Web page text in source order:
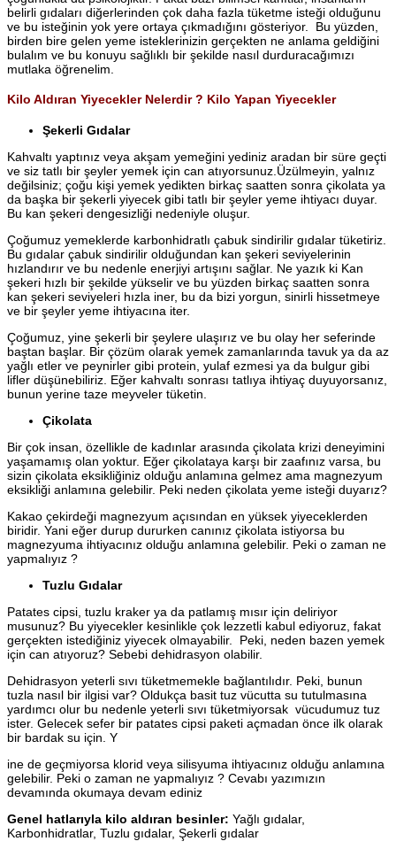
belirli gıdaları diğerlerinden çok daha fazla tüketme isteği olduğunu
ve bu isteğinin yok yere ortaya çıkmadığını gösteriyor. Bu yüzden,
birden bire gelen yeme isteklerinizin gerçekten ne anlama geldiğini
bulalım ve bu konuyu sağlıklı bir şekilde nasıl durduracağımızı
mutlaka öğrenelim.
Kilo Aldıran Yiyecekler Nelerdir ? Kilo Yapan Yiyecekler
Şekerli Gıdalar
Kahvaltı yaptınız veya akşam yemeğini yediniz aradan bir süre geçti
ve siz tatlı bir şeyler yemek için can atıyorsunuz.Üzülmeyin, yalnız
değilsiniz; çoğu kişi yemek yedikten birkaç saatten sonra çikolata ya
da başka bir şekerli yiyecek gibi tatlı bir şeyler yeme ihtiyacı duyar.
Bu kan şekeri dengesizliği nedeniyle oluşur.
Çoğumuz yemeklerde karbonhidratlı çabuk sindirilir gıdalar tüketiriz.
Bu gıdalar çabuk sindirilir olduğundan kan şekeri seviyelerinin
hızlandırır ve bu nedenle enerjiyi artışını sağlar. Ne yazık ki Kan
şekeri hızlı bir şekilde yükselir ve bu yüzden birkaç saatten sonra
kan şekeri seviyeleri hızla iner, bu da bizi yorgun, sinirli hissetmeye
ve bir şeyler yeme ihtiyacına iter.
Çoğumuz, yine şekerli bir şeylere ulaşırız ve bu olay her seferinde
baştan başlar. Bir çözüm olarak yemek zamanlarında tavuk ya da az
yağlı etler ve peynirler gibi protein, yulaf ezmesi ya da bulgur gibi
lifler düşünebiliriz. Eğer kahvaltı sonrası tatlıya ihtiyaç duyuyorsanız,
bunun yerine taze meyveler tüketin.
Çikolata
Bir çok insan, özellikle de kadınlar arasında çikolata krizi deneyimini
yaşamamış olan yoktur. Eğer çikolataya karşı bir zaafınız varsa, bu
sizin çikolata eksikliğiniz olduğu anlamına gelmez ama magnezyum
eksikliği anlamına gelebilir. Peki neden çikolata yeme isteği duyarız?
Kakao çekirdeği magnezyum açısından en yüksek yiyeceklerden
biridir. Yani eğer durup dururken canınız çikolata istiyorsa bu
magnezyuma ihtiyacınız olduğu anlamına gelebilir. Peki o zaman ne
yapmalıyız ?
Tuzlu Gıdalar
Patates cipsi, tuzlu kraker ya da patlamış mısır için deliriyor
musunuz? Bu yiyecekler kesinlikle çok lezzetli kabul ediyoruz, fakat
gerçekten istediğiniz yiyecek olmayabilir. Peki, neden bazen yemek
için can atıyoruz? Sebebi dehidrasyon olabilir.
Dehidrasyon yeterli sıvı tüketmemekle bağlantılıdır. Peki, bunun
tuzla nasıl bir ilgisi var? Oldukça basit tuz vücutta su tutulmasına
yardımcı olur bu nedenle yeterli sıvı tüketmiyorsak vücudumuz tuz
ister. Gelecek sefer bir patates cipsi paketi açmadan önce ilk olarak
bir bardak su için. Y
ine de geçmiyorsa klorid veya silisyuma ihtiyacınız olduğu anlamına
gelebilir. Peki o zaman ne yapmalıyız ? Cevabı yazımızın
devamında okumaya devam ediniz
Genel hatlarıyla kilo aldıran besinler: Yağlı gıdalar,
Karbonhidratlar, Tuzlu gıdalar, Şekerli gıdalar